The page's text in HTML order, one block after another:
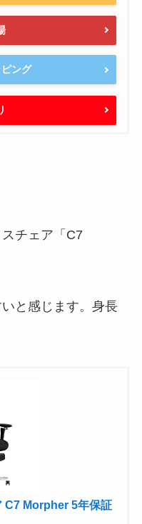
ング
チェア「C7
と感じます。身長
C7 Morpher 5年保証